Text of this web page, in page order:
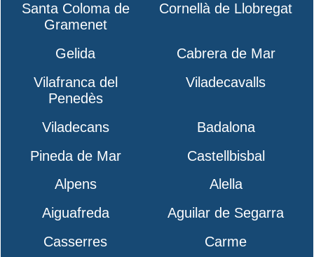
Santa Coloma de
Gramenet
Cornellà de Llobregat
Gelida
Cabrera de Mar
Vilafranca del
Penedès
Viladecavalls
Viladecans
Badalona
Pineda de Mar
Castellbisbal
Alpens
Alella
Aiguafreda
Aguilar de Segarra
Casserres
Carme